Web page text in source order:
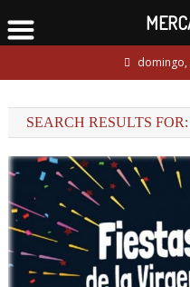
to
domingo,
SEARCH RESULTS FOR: